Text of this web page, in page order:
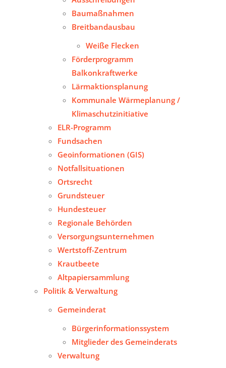
Baumaßnahmen
Breitbandausbau
Weiße Flecken
Förderprogramm
Balkonkraftwerke
Lärmaktionsplanung
Kommunale Wärmeplanung /
Klimaschutzinitiative
ELR-Programm
Fundsachen
Geoinformationen (GIS)
Notfallsituationen
Ortsrecht
Grundsteuer
Hundesteuer
Regionale Behörden
Versorgungsunternehmen
Wertstoff-Zentrum
Krautbeete
Altpapiersammlung
Politik & Verwaltung
Gemeinderat
Bürgerinformationssystem
Mitglieder des Gemeinderats
Verwaltung